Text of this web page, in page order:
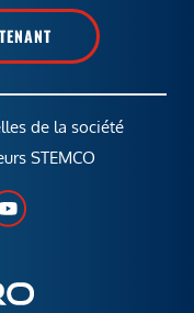
de la société
STEMCO